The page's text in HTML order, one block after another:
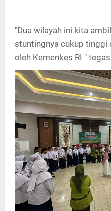
"Dua wilayah ini kita
stuntingnya cukup tinggi
oleh Kemenkes RI "